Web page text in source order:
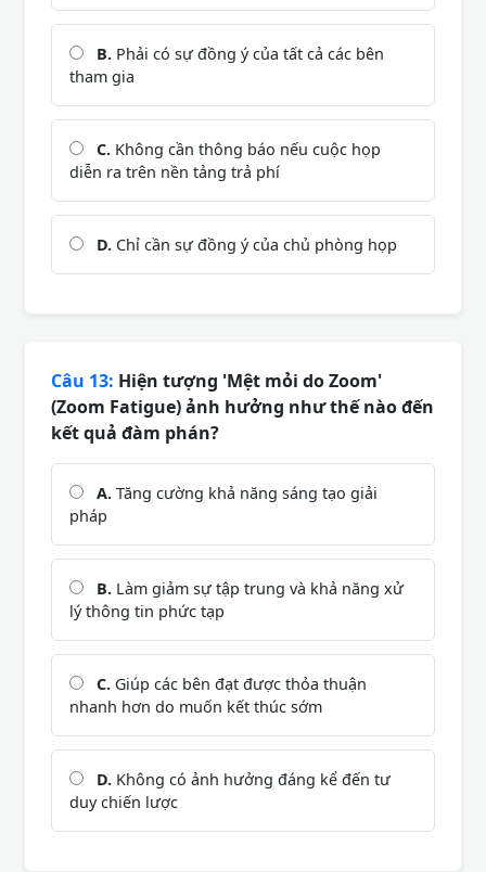
B. Phải có sự đồng ý của tất cả các bên
tham gia
C. Không cần thông báo nếu cuộc họp
diễn ra trên nền tảng trả phí
D. Chỉ cần sự đồng ý của chủ phòng họp
Câu 13: Hiện tượng 'Mệt mỏi do Zoom'
(Zoom Fatigue) ảnh hưởng như thế nào đến
kết quả đàm phán?
A. Tăng cường khả năng sáng tạo giải
pháp
B. Làm giảm sự tập trung và khả năng xử
lý thông tin phức tạp
C. Giúp các bên đạt được thỏa thuận
nhanh hơn do muốn kết thúc sớm
D. Không có ảnh hưởng đáng kể đến tư
duy chiến lược